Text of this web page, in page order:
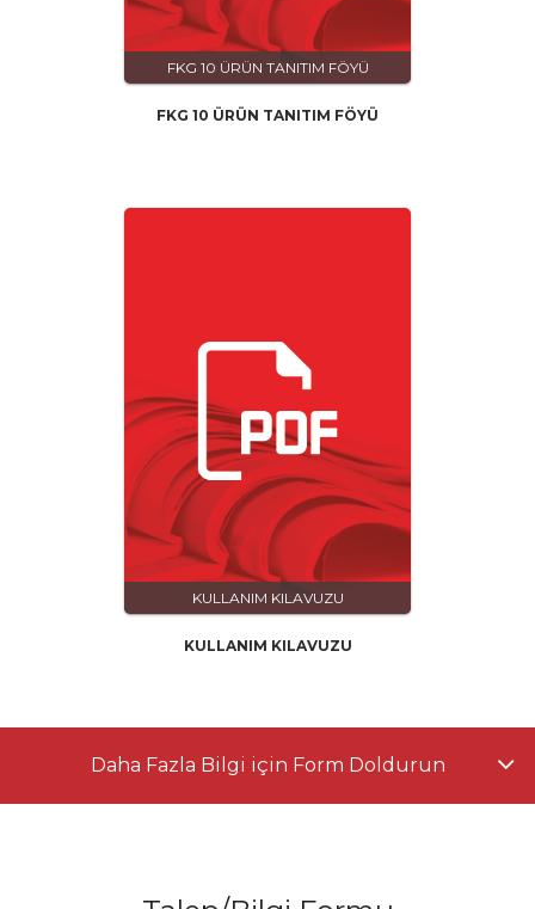
FKG 10 ÜRÜN TANITIM FÖYÜ
FKG 10 ÜRÜN TANITIM FÖYÜ
KULLANIM KILAVUZU
KULLANIM KILAVUZU
Daha Fazla Bilgi için Form Doldurun